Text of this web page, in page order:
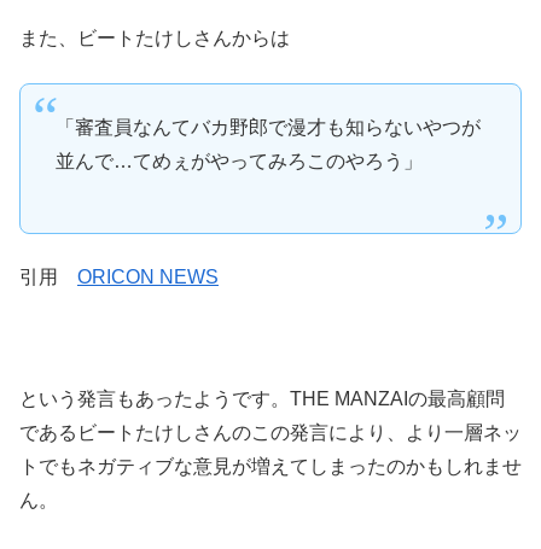
また、ビートたけしさんからは
「審査員なんてバカ野郎で漫才も知らないやつが
並んで…てめぇがやってみろこのやろう」
引用 ORICON NEWS
という発言もあったようです。THE MANZAIの最高顧問
であるビートたけしさんのこの発言により、より一層ネッ
トでもネガティブな意見が増えてしまったのかもしれませ
ん。